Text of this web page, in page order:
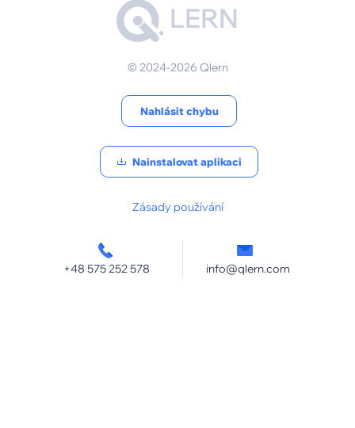
Nahlásit chybu
Nainstalovat aplikaci
Zásady používání
LERN
© 2024-2026 Qlern
+48 575 252 578 info@qlern.com